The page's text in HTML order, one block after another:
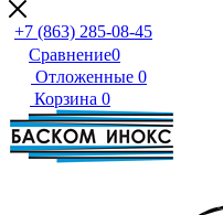
+7 (863) 285-08-45
Сравнение0
Отложенные 0
Корзина 0